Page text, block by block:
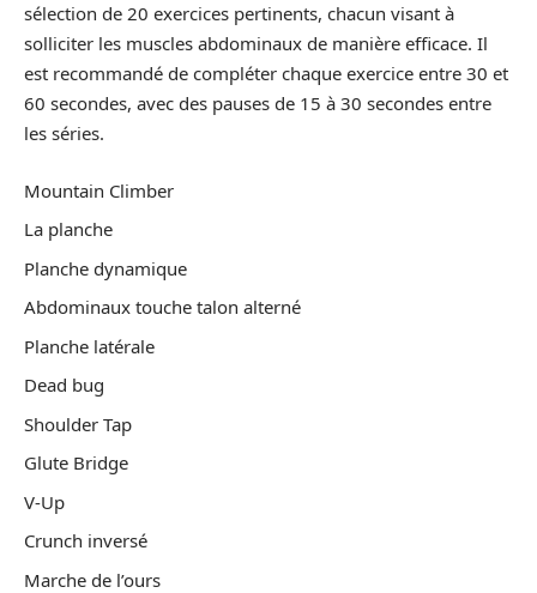
sélection de 20 exercices pertinents, chacun visant à
solliciter les muscles abdominaux de manière efficace. Il
est recommandé de compléter chaque exercice entre 30 et
60 secondes, avec des pauses de 15 à 30 secondes entre
les séries.
Mountain Climber
La planche
Planche dynamique
Abdominaux touche talon alterné
Planche latérale
Dead bug
Shoulder Tap
Glute Bridge
V-Up
Crunch inversé
Marche de l’ours